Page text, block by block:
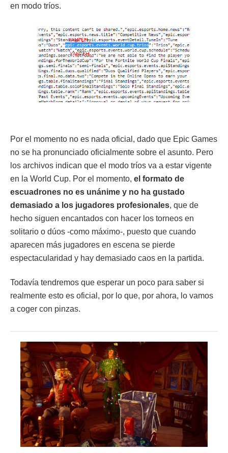
en modo tríos.
Por el momento no es nada oficial, dado que Epic Games
no se ha pronunciado oficialmente sobre el asunto. Pero
los archivos indican que el modo tríos va a estar vigente
en la World Cup. Por el momento, el formato de
escuadrones no es unánime y no ha gustado
demasiado a los jugadores profesionales, que de
hecho siguen encantados con hacer los torneos en
solitario o dúos -como máximo-, puesto que cuando
aparecen más jugadores en escena se pierde
espectacularidad y hay demasiado caos en la partida.
Todavía tendremos que esperar un poco para saber si
realmente esto es oficial, por lo que, por ahora, lo vamos
a coger con pinzas.